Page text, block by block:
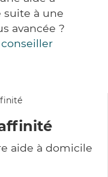
à une
avancée ?
aide à domicile